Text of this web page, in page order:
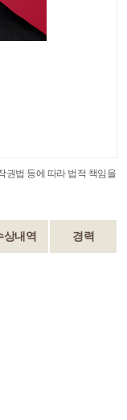
권법 등에 따라 법적 책임을
상내역 경력